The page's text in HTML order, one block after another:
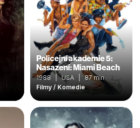
Policejní akademie 5:
Nasazení: Miami Beach
1988 | USA | 87 min
Filmy / Komedie